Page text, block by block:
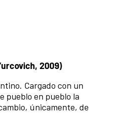
2009)
Cargado con un
pueblo en pueblo la
únicamente, de